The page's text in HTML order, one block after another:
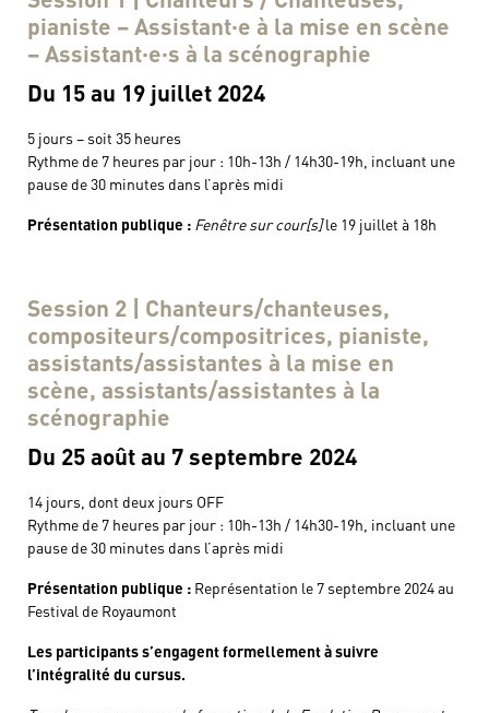
pianiste – Assistant·e à la mise en scène
– Assistant·e·s à la scénographie
Du 15 au 19 juillet 2024
5 jours – soit 35 heures
Rythme de 7 heures par jour : 10h-13h / 14h30-19h, incluant une
pause de 30 minutes dans l’après midi
Présentation publique : Fenêtre sur cour[s]le 19 juillet à 18h
Session 2 | Chanteurs/chanteuses,
compositeurs/compositrices, pianiste,
assistants/assistantes à la mise en
scène, assistants/assistantes à la
scénographie
Du 25 août au 7 septembre 2024
14 jours, dont deux jours OFF
Rythme de 7 heures par jour : 10h-13h / 14h30-19h, incluant une
pause de 30 minutes dans l’après midi
Présentation publique : Représentation le 7 septembre 2024 au
Festival de Royaumont
Les participants s’engagent formellement à suivre
l’intégralité du cursus.